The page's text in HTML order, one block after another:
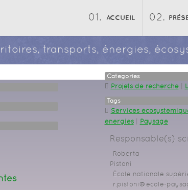
ACCUEIL
transports, énergies,
Categories
Projets de recherche|
Tags
Services
énergies| Paysage
Responsable(s)
Roberta
Pistoni
École nationale
r.pistoni@ecole-